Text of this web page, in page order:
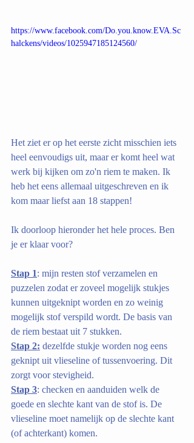
https://www.facebook.com/Do.you.know.EVA.Sc
halckens/videos/1025947185124560/
Het ziet er op het eerste zicht misschien iets
heel eenvoudigs uit, maar er komt heel wat
werk bij kijken om zo'n riem te maken. Ik
heb het eens allemaal uitgeschreven en ik
kom maar liefst aan 18 stappen!
Ik doorloop hieronder het hele proces. Ben
je er klaar voor?
Stap 1: mijn resten stof verzamelen en
puzzelen zodat er zoveel mogelijk stukjes
kunnen uitgeknipt worden en zo weinig
mogelijk stof verspild wordt. De basis van
de riem bestaat uit 7 stukken.
Stap 2: dezelfde stukje worden nog eens
geknipt uit vlieseline of tussenvoering. Dit
zorgt voor stevigheid.
Stap 3: checken en aanduiden welk de
goede en slechte kant van de stof is. De
vlieseline moet namelijk op de slechte kant
(of achterkant) komen.